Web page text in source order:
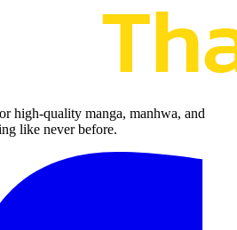
high-quality manga, manhwa, and
like never before.